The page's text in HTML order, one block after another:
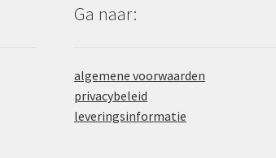
Ga naar:
algemene voorwaarden
privacybeleid
leveringsinformatie